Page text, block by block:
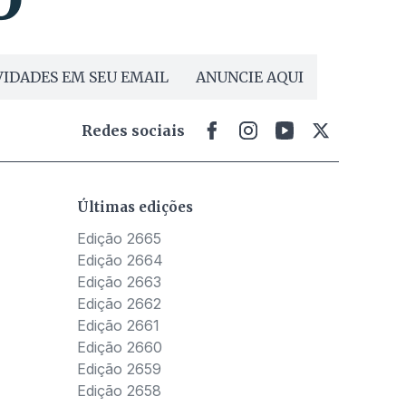
EM SEU EMAIL ANUNCIE AQUI
Redes sociais
Últimas edições
Edição 2665
Edição 2664
Edição 2663
Edição 2662
Edição 2661
Edição 2660
Edição 2659
Edição 2658